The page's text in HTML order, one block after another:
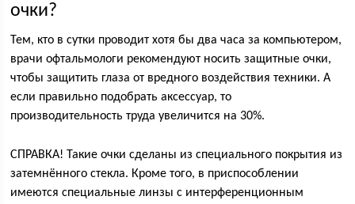
очки?
Тем, кто в сутки проводит хотя бы два часа за компьютером,
врачи офтальмологи рекомендуют носить защитные очки,
чтобы защитить глаза от вредного воздействия техники. А
если правильно подобрать аксессуар, то
производительность труда увеличится на 30%.
СПРАВКА! Такие очки сделаны из специального покрытия из
затемнённого стекла. Кроме того, в приспособлении
имеются специальные линзы с интерференционным